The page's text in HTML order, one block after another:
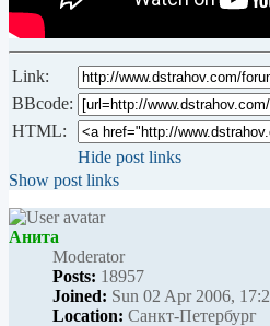
Link:
BBcode:
HTML:
Hide post links
Show post links
Анита
Мoderator
Posts: 18957
Joined: Sun 02 Apr 2006,
Location: Санкт-Петербург